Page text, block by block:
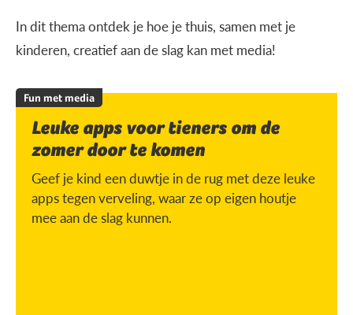
In dit thema ontdek je hoe je thuis, samen met je
kinderen, creatief aan de slag kan met media!
Fun met media
Leuke apps voor tieners om de
zomer door te komen
Geef je kind een duwtje in de rug met deze leuke
apps tegen verveling, waar ze op eigen houtje
mee aan de slag kunnen.